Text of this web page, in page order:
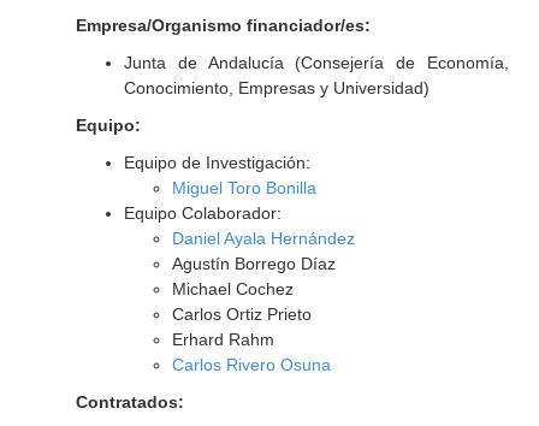
Empresa/Organismo financiador/es:
Junta de Andalucía (Consejería de Economía,
Conocimiento, Empresas y Universidad)
Equipo:
Equipo de Investigación:
Miguel Toro Bonilla
Equipo Colaborador:
Daniel Ayala Hernández
Agustín Borrego Díaz
Michael Cochez
Carlos Ortiz Prieto
Erhard Rahm
Carlos Rivero Osuna
Contratados: